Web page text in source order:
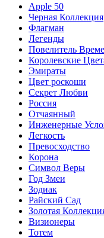
Apple 50
Черная Коллекция
Флагман
Легенды
Повелитель
Королевские
Эмираты
Цвет роскоши
Секрет Любви
Россия
Отчаянный
Инженерные
Легкость
Превосходство
Корона
Символ Веры
Год Змеи
Зодиак
Райский Сад
Золотая
Визионеры
Тотем